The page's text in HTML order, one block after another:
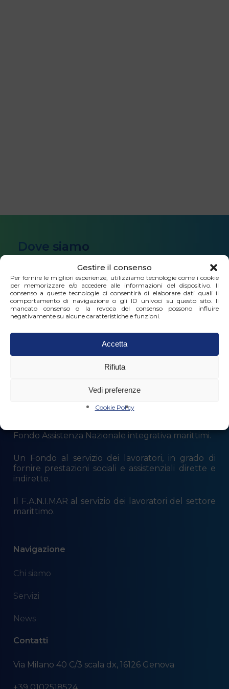
Gestire il consenso
Per fornire le migliori esperienze, utilizziamo tecnologie come i cookie
per memorizzare e/o accedere alle informazioni del dispositivo. Il
consenso a queste tecnologie ci consentirà di elaborare dati quali il
comportamento di navigazione o gli ID univoci su questo sito. Il
mancato consenso o la revoca del consenso possono influire
negativamente su alcune caratteristiche e funzioni.
Accetta
Rifiuta
Vedi preferenze
Cookie Policy
Dove siamo
Via Milano 40C/3 scala dx, 16126 Genova
Orari di apertura al pubblico
Fondo Assistenza Nazionale integrativa marittimi.
Un Fondo al servizio dei lavoratori, in grado di
fornire prestazioni sociali e assistenziali dirette e
indirette.
Il F.A.N.I.MAR al servizio dei lavoratori del settore
marittimo.
Navigazione
Chi siamo
Servizi
News
Contatti
Via Milano 40 C/3 scala dx, 16126 Genova
+39 0102518524